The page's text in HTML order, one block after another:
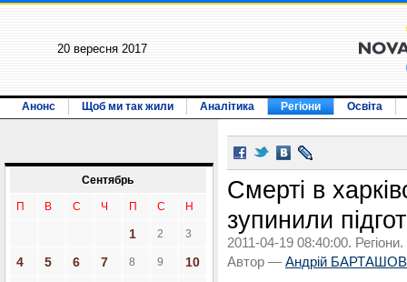
20 вересня 2017
Анонс Щоб ми так жили Аналітика Регіони Освіта
Сентябрь
П В С Ч П С Н
1 2 3
4 5 6 7 8 9
10
Смерті в
зупинили
2011-04-19 08:40:00. Регіони.
Автор — Андрій БАРТАШОВ